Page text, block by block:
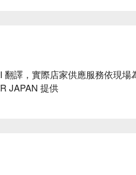
翻譯，實際店家供應服務依現場
JAPAN 提供